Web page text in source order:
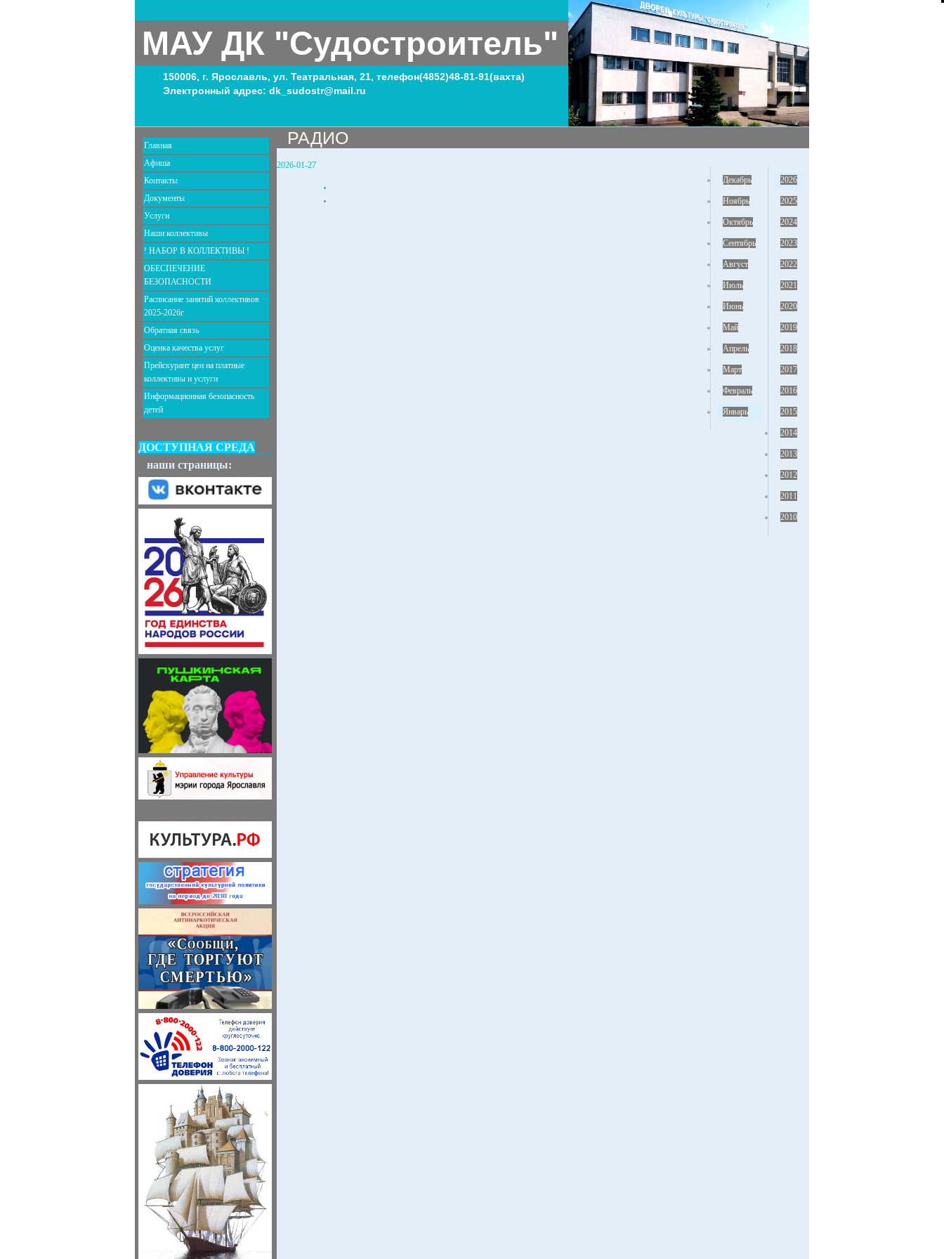
МАУ ДК "Судостроитель"
150006, г. Ярославль, ул. Театральная, 21, телефон(4852)48-81-91(вахта)
Электронный адрес: dk_sudostr@mail.ru
Главная
Афиша
Контакты
Документы
Услуги
Наши коллективы
! НАБОР В КОЛЛЕКТИВЫ !
ОБЕСПЕЧЕНИЕ
БЕЗОПАСНОСТИ
Расписание занятий коллективов
2025-2026г
Обратная связь
Оценка качества услуг
Прейскурант цен на платные
коллективы и услуги
Информационная безопасность
детей
ДОСТУПНАЯ СРЕДА
наши страницы:
РАДИО
2026
2025
2024
2023
2022
2021
2020
2019
2018
2017
2016
2015
2014
2013
2012
2011
2010
Декабрь
Ноябрь
Октябрь
Сентябрь
Август
Июль
Июнь
Май
Апрель
Март
Февраль
Январь
2026-01-27